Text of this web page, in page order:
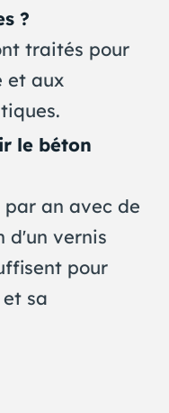
?
traités pour
et aux
le béton
an avec de
d'un vernis
pour
sa